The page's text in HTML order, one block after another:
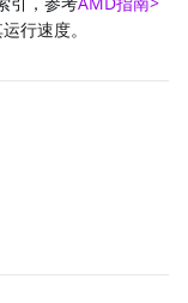
行速度。